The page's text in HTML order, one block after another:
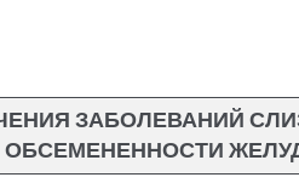
ЗАБОЛЕВАНИЙ